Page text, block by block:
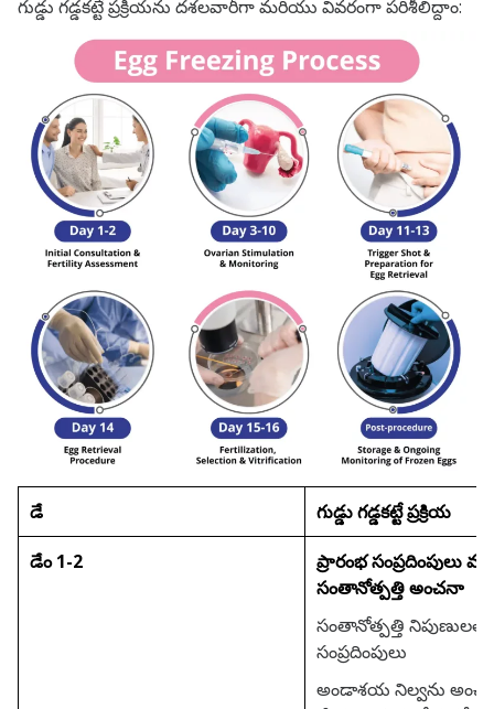
గుడ్డు గడ్డకట్టే ప్రక్రియను దశలవారీగా మరియు వివరంగా పరిశీలిద్దాం:
డే గుడ్డు గడ్డకట్టే ప్రక్రియ
డేం 1-2
ప్రారంభ సంప్రదింపులు
సంతానోత్పత్తి అంచనా
సంతానోత్పత్తి
సంప్రదింపులు
అండాశయ నిల్వను